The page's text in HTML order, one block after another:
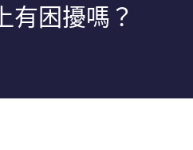
有困擾嗎？